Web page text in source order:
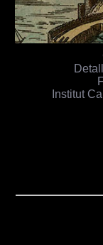
Institut